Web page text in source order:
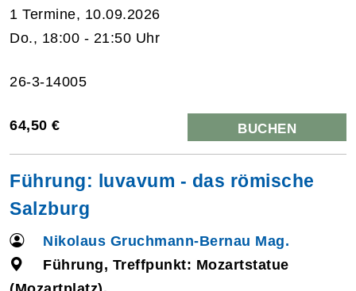
1 Termine, 10.09.2026
Do., 18:00 - 21:50 Uhr
26-3-14005
64,50 € BUCHEN
Führung: luvavum - das römische
Salzburg
Nikolaus Gruchmann-Bernau Mag.
Führung, Treffpunkt: Mozartstatue